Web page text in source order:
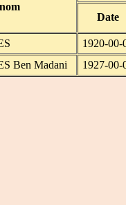
Date
1920-00-
Ben Madani 1927-00-